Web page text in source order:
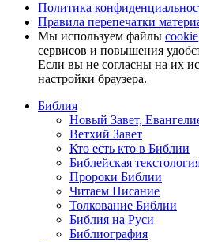
Политика
Правила перепечатки
Мы используем файлы cookie
сервисов и повышения
Если вы не согласны на их
настройки браузера.
Библия
Новый Завет,
Ветхий Завет
Кто есть кто в Библии
Библейская
Пророки Библии
Читаем Писание
Толкование Библии
Библия на Руси
Библиография